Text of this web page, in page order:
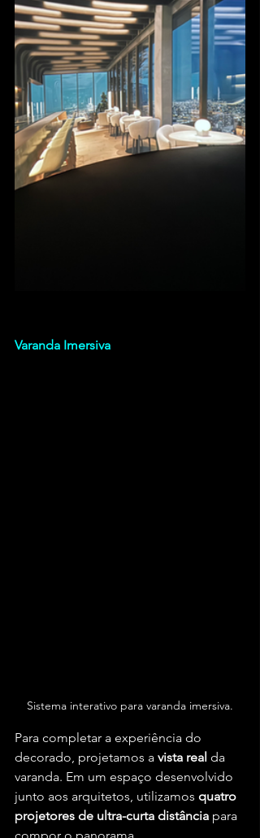
Varanda Imersiva
Sistema interativo para varanda imersiva.
Para completar a experiência do
decorado, projetamos a vista real da
varanda. Em um espaço desenvolvido
junto aos arquitetos, utilizamos quatro
projetores de ultra-curta distância para